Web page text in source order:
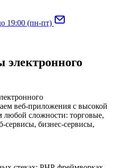
19:00 (пн-пт)
электронного
веб-приложения с высокой
любой сложности: торговые,
сервисы, бизнес-сервисы,